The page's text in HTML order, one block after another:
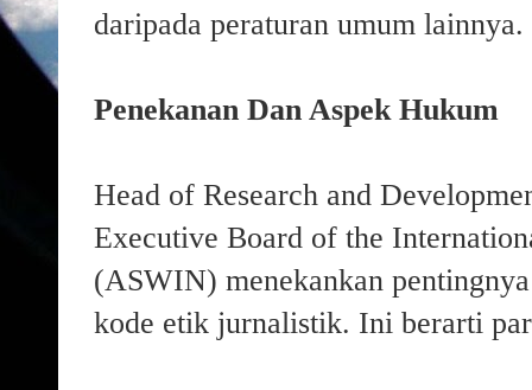
daripada peraturan umum lainnya.
Penekanan Dan Aspek Hukum
Head of Research and
Executive Board of the
(ASWIN) menekankan
kode etik jurnalistik. Ini berarti